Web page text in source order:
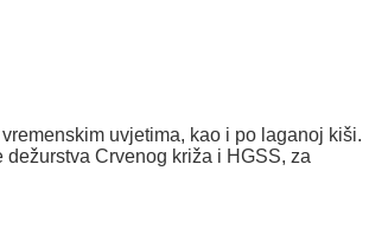
uvjetima, kao i po laganoj kiši.
Crvenog križa i HGSS, za